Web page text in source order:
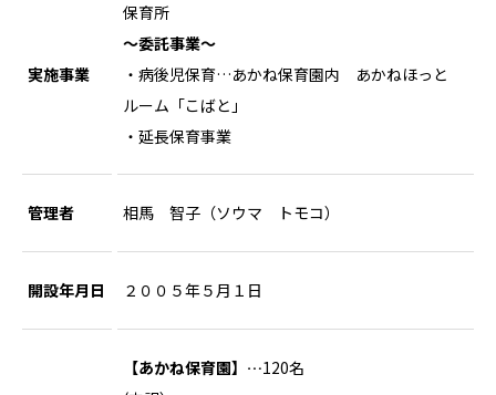
実施事業
保育所
～委託事業～
・病後児保育…あかね保育園内 あかねほっと
ルーム「こばと」
・延長保育事業
管理者 相馬 智子（ソウマ トモコ）
開設年月日 ２００５年５月１日
【あかね保育園】…120名